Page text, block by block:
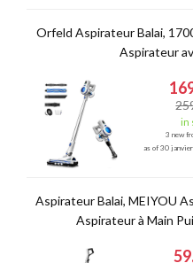
Orfeld Aspirateur Balai,
Aspirateur
in
3 new
as of 30
Aspirateur Balai, MEIYOU
Aspirateur à Main